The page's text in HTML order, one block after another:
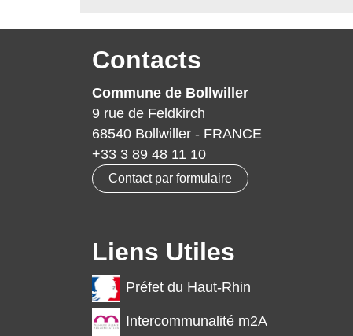
Contacts
Commune de Bollwiller
9 rue de Feldkirch
68540 Bollwiller - FRANCE
+33 3 89 48 11 10
Contact par formulaire
Liens Utiles
Préfet du Haut-Rhin
Intercommunalité m2A